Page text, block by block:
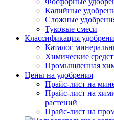
Калийные
Сложные
Туковые смеси
Классификация
Каталог
Химические
Промышленная
Цены на удобрения
Прайс-лист на
Прайс-лист на
растений
Прайс-лист на